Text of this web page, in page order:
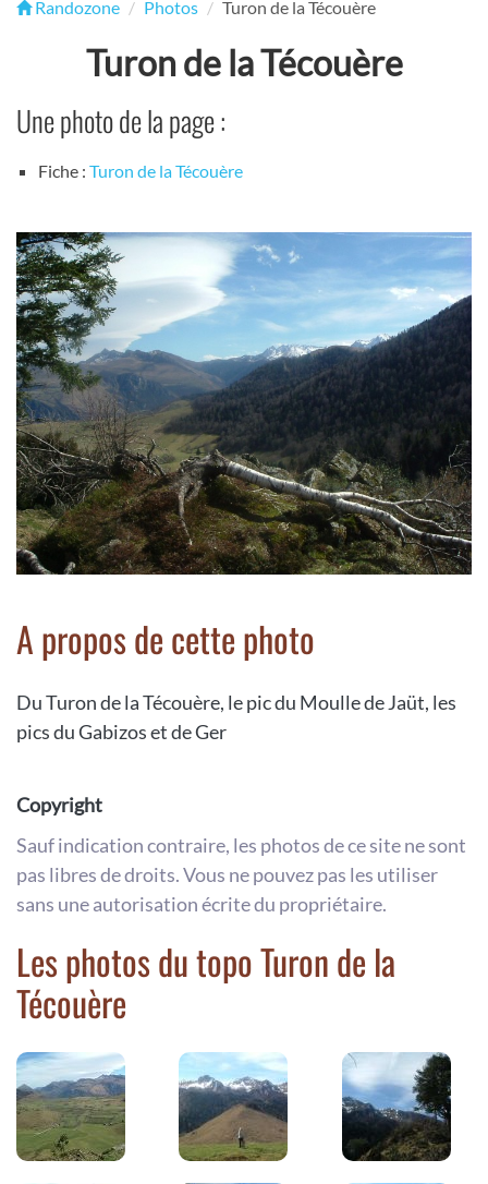
Randozone Photos Turon de la Técouère
Turon de la Técouère
Une photo de la page :
Fiche : Turon de la Técouère
A propos de cette photo
Du Turon de la Técouère, le pic du Moulle de Jaüt, les
pics du Gabizos et de Ger
Copyright
Sauf indication contraire, les photos de ce site ne sont
pas libres de droits. Vous ne pouvez pas les utiliser
sans une autorisation écrite du propriétaire.
Les photos du topo Turon de la
Técouère